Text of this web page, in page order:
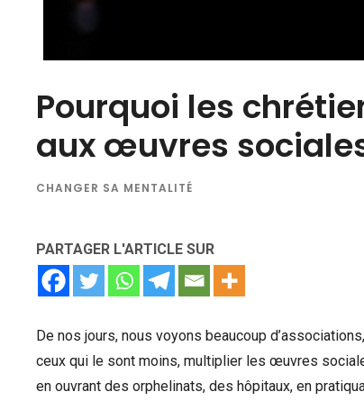
Pourquoi les
aux œuvres
CHANGER SA MENTALITÉ
PARTAGER L'ARTICLE SUR
De nos jours, nous voyons beaucoup
ceux qui le sont moins, multiplier les œuvres
en ouvrant des orphelinats, des hôpitaux, en